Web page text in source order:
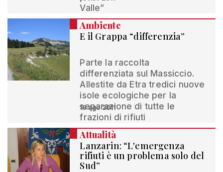
Valle”
Ambiente
E il Grappa “differenzia”
Parte la raccolta
differenziata sul Massiccio.
Allestite da Etra tredici nuove
isole ecologiche per la
separazione di tutte le
frazioni di rifiuti
19 ago 2011
Attualità
Lanzarin: “L'emergenza
rifiuti è un problema solo del
Sud”